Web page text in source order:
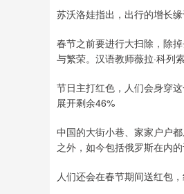
苏沃洛娃指出，出行的增长缘
春节之前要进行大扫除，除
与繁荣。汉语教师薇拉·科列
节日主打红色，人们会身穿
展开剩余46%
中国的大街小巷、家家户户
之外，如今包括俄罗斯在内
人们还会在春节期间送红包